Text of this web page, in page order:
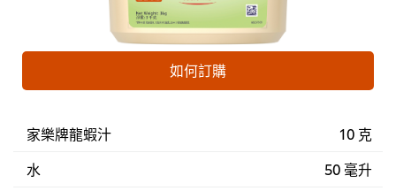
如何訂購
家樂牌龍蝦汁
10 克
水
50 毫升